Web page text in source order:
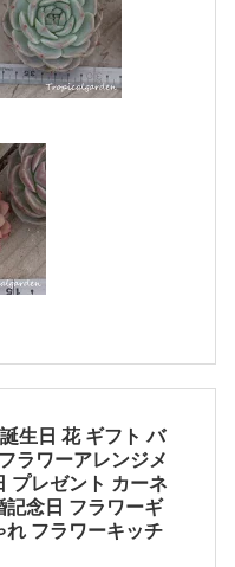
生日 花 ギフト バ
ラワーアレンジメ
プレゼント カーネ
記念日 フラワーギ
れ フラワーキッチ